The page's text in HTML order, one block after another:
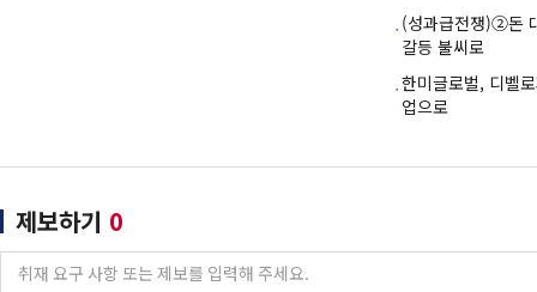
(성과급전쟁)②돈
갈등 불씨로
한미글로벌, 디벨
업으로
제보하기 0